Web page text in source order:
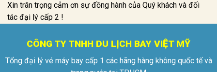
Xin trân trọng cảm ơn sự đồng hành của Quý khách và đối
tác đại lý cấp 2 !
CÔNG TY TNHH DU LỊCH BAY VIỆT MỸ
Tổng đại lý vé máy bay cấp 1 các hãng hàng không quốc tế và